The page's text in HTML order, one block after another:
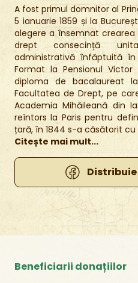
A fost primul domnitor al
5 ianuarie 1859 și la
alegere a însemnat crearea
drept consecință
administrativă înfăptuită
Format la Pensionul
diploma de bacalaureat
Facultatea de Drept, pe
Academia Mihăileană din
reîntors la Paris pentru
țară, în 1844 s-a căsătorit cu
Citește mai mult...
Beneficiarii donațiilor